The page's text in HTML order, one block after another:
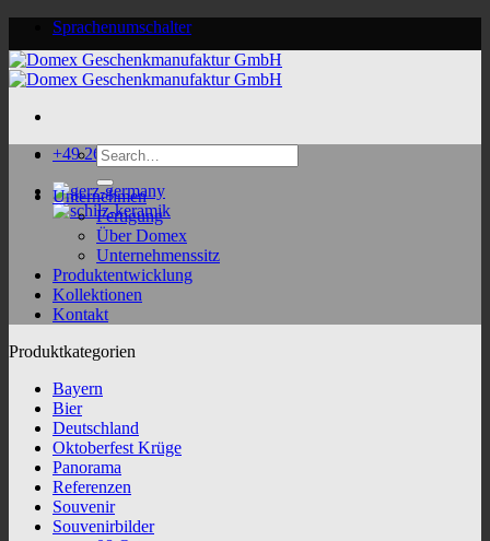
content
Sprachenumschalter
+49 2624 9188 0
Search
for:
Unternehmen
Fertigung
Über Domex
Unternehmenssitz
Produktentwicklung
Kollektionen
Kontakt
Produktkategorien
Bayern
Bier
Deutschland
Oktoberfest Krüge
Panorama
Referenzen
Souvenir
Souvenirbilder